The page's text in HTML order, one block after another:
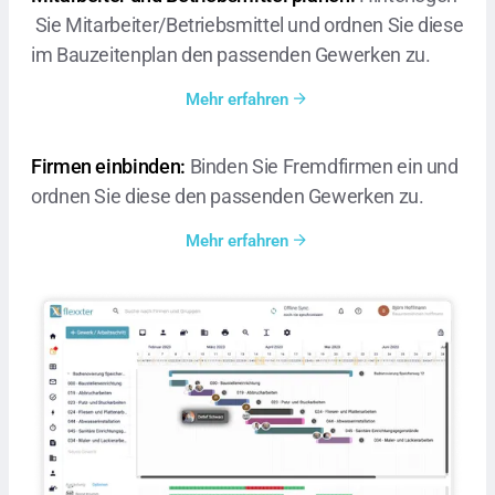
Sie Mitarbeiter/Betriebsmittel und ordnen Sie diese
im Bauzeitenplan den passenden Gewerken zu.
Mehr erfahren
Firmen einbinden: Binden Sie Fremdfirmen ein und
ordnen Sie diese den passenden Gewerken zu.
Mehr erfahren